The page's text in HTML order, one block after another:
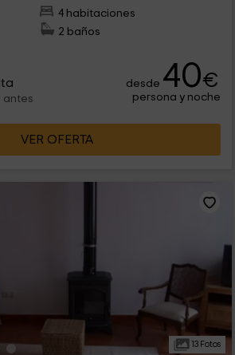
4 habitaciones
2 baños
antes
desde 40€
persona y noche
VER OFERTA
13 Fotos